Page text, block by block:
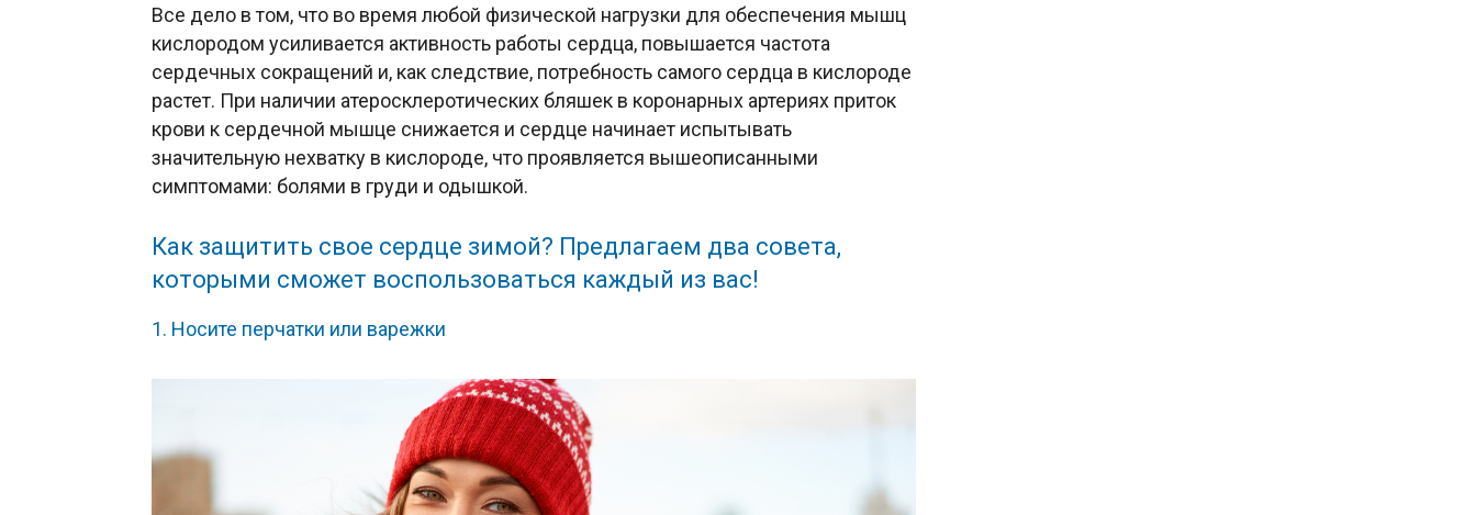
Все дело в том, что во время любой физической нагрузки для обеспечения мышц
кислородом усиливается активность работы сердца, повышается частота
сердечных сокращений и, как следствие, потребность самого сердца в кислороде
растет. При наличии атеросклеротических бляшек в коронарных артериях приток
крови к сердечной мышце снижается и сердце начинает испытывать
значительную нехватку в кислороде, что проявляется вышеописанными
симптомами: болями в груди и одышкой.
Как защитить свое сердце зимой? Предлагаем два совета,
которыми сможет воспользоваться каждый из вас!
1. Носите перчатки или варежки